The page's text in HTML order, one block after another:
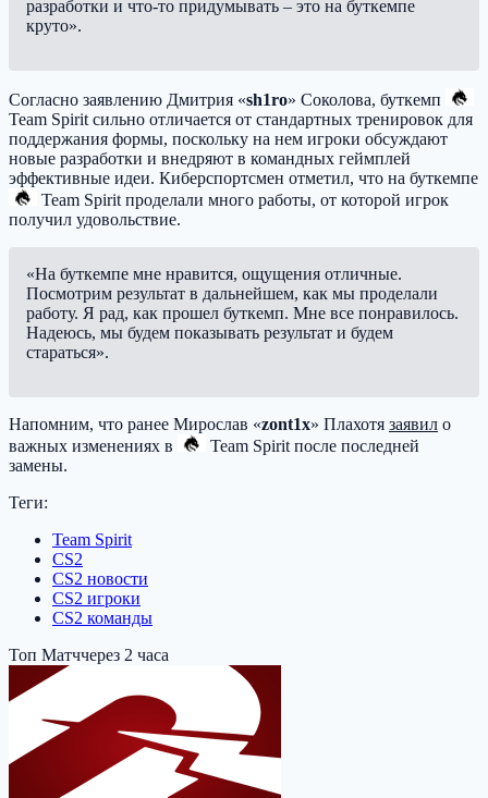
разработки и что-то придумывать – это на буткемпе
круто».
Согласно заявлению Дмитрия «sh1ro» Соколова, буткемп
Team Spiritсильно отличается от стандартных тренировок для
поддержания формы, поскольку на нем игроки обсуждают
новые разработки и внедряют в командных геймплей
эффективные идеи. Киберспортсмен отметил, что на буткемпе
Team Spiritпроделали много работы, от которой игрок
получил удовольствие.
«На буткемпе мне нравится, ощущения отличные.
Посмотрим результат в дальнейшем, как мы проделали
работу. Я рад, как прошел буткемп. Мне все понравилось.
Надеюсь, мы будем показывать результат и будем
стараться».
Напомним, что ранее Мирослав «zont1x» Плахотя заявил о
важных изменениях в
Team Spiritпосле последней
замены.
Теги:
Team Spirit
CS2
CS2 новости
CS2 игроки
CS2 команды
Топ Матччерез 2 часа